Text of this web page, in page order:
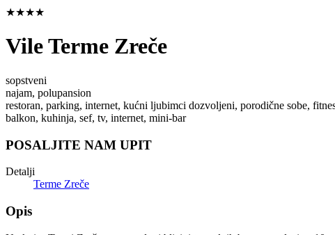
★★★★
Vile Terme Zreče
sopstveni
najam, polupansion
restoran, parking, internet, kućni ljubimci dozvoljeni, porodične sobe,
balkon, kuhinja, sef, tv, internet, mini-bar
POSALJITE NAM UPIT
Detalji
Terme Zreče
Opis